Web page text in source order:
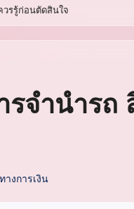
รรู้ก่อนตัดสินใจ
จำนำร
างการเงิน